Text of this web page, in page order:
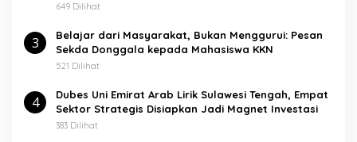
649 Dilihat
3
Belajar dari Masyarakat, Bukan Menggurui: Pesan
Sekda Donggala kepada Mahasiswa KKN
521 Dilihat
4
Dubes Uni Emirat Arab Lirik Sulawesi Tengah, Empat
Sektor Strategis Disiapkan Jadi Magnet Investasi
383 Dilihat